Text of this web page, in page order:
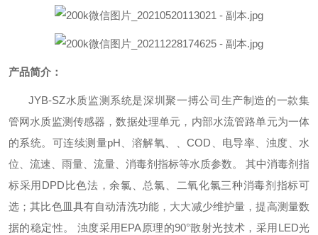
产品简介：
JYB-SZ水质监测系统是深圳聚一搏公司生产制造的一款集
管网水质监测传感器，数据处理单元，内部水流管路单元为一体
的系统。可连续测量pH 、溶解氧、、COD 、电导率、浊度、水
位、流速、雨量、流量、消毒剂指标等水质参数。 其中消毒剂指
标采用 DPD 比色法，余氯、总氯、二氧化氯三种消毒剂指标可
选；其比色皿具有自动清洗功能，大大减少维护量，提高测量数
据的稳定性。 浊度采用EPA原理的90°散射光技术，采用 LED光